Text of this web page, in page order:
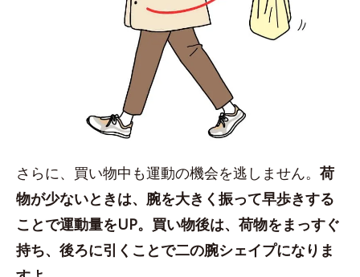
さらに、買い物中も運動の機会を逃しません。 荷
物が少ないときは、腕を大きく振って早歩きする
ことで運動量をUP。買い物後は、荷物をまっすぐ
持ち、後ろに引くことで二の腕シェイプになりま